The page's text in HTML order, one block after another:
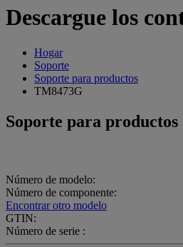
Descargue los
Hogar
Soporte
Soporte para productos
TM8473G
Soporte para productos
Número de modelo:
Número de componente:
Encontrar otro modelo
GTIN:
Número de serie :